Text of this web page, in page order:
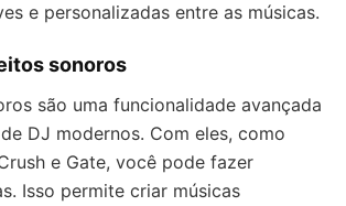
e personalizadas entre as músicas.
sonoros
são uma funcionalidade avançada
DJ modernos. Com eles, como
e Gate, você pode fazer
Isso permite criar músicas